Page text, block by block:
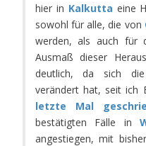
hier in Kalkutta eine
sowohl für alle, die von
werden, als auch für
Ausmaß dieser
deutlich, da sich
verändert hat, seit ich
letzte Mal
bestätigten Fälle in
angestiegen, mit